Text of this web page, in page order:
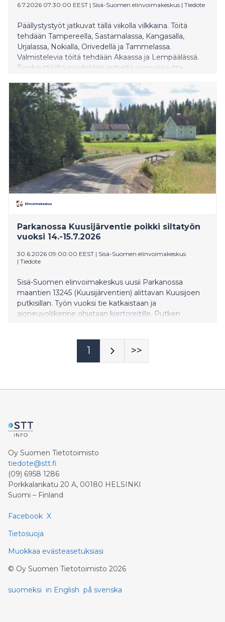
6.7.2026 07:30:00 EEST | Sisä-Suomen elinvoimakeskus | Tiedote
Päällystystyöt jatkuvat tällä viikolla vilkkaina. Töitä
tehdään Tampereella, Sastamalassa, Kangasalla,
Urjalassa, Nokialla, Orivedellä ja Tammelassa.
Valmistelevia töitä tehdään Akaassa ja Lempäälässä.
Tienkäyttäjiltä pyydetään erityistä varovaisuutta
aikaa matkantekoon. Tietyömaiden sijainnin voi
tarkistaa etukäteen Fintrafficin Liikennetilanne-
palvelusta.
Parkanossa Kuusijärventie poikki siltatyön
vuoksi 14.-15.7.2026
30.6.2026 09:00:00 EEST | Sisä-Suomen elinvoimakeskus
| Tiedote
Sisä-Suomen elinvoimakeskus uusii Parkanossa
maantien 13245 (Kuusijärventien) alittavan Kuusijoen
putkisillan. Työn vuoksi tie katkaistaan ja
ajoneuvoliikenne ohjataan kiertoreitille. Putken
1 >>
Oy Suomen Tietotoimisto
tiedote@stt.fi
(09) 6958 1286
Porkkalankatu 20 A, 00180 HELSINKI
Suomi – Finland
Facebook X
Tietosuoja
Muokkaa evästeasetuksiasi
© Oy Suomen Tietotoimisto 2026
suomeksi in English på svenska